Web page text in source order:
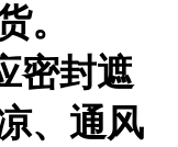
。
密封遮
、通风